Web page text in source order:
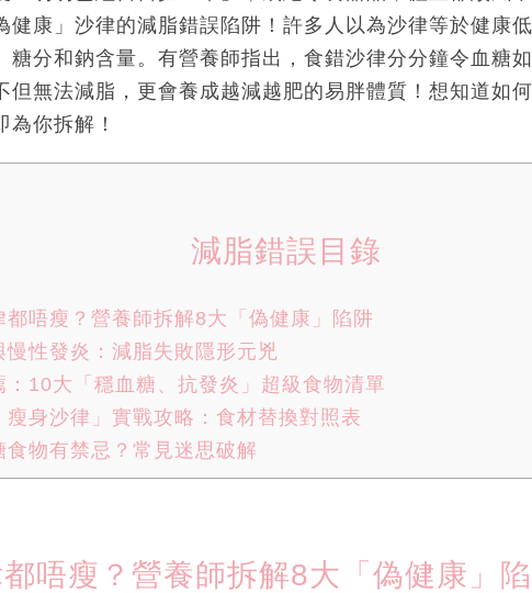
健康」沙律的減脂錯誤陷阱！許多人以為沙律等於健康
糖分和鈉含量。有營養師指出，食錯沙律分分鐘令血糖
但無法減脂，更會養成越減越肥的易胖體質！想知道如
為你拆解！
減脂錯誤目錄
都唔瘦？營養師拆解8大「偽健康」陷阱
慢性發炎：減脂失敗隱形元兇
：10大「穩血糖、抗發炎」超級食物清單
瘦身沙律」實戰攻略：食材替換對照表
食物有禁忌？常見迷思破解
唔瘦？營養師拆解8大「偽健康」